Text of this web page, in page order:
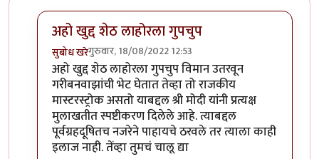
अहो खुद्द शेठ लाहोरला गुपचुप
सुबोध खरेगुरुवार, 18/08/2022 12:53
In reply toअहो खुद्द शेठ लाहोरला गुपचुपby
अहो खुद्द शेठ लाहोरला गुपचुप विमान उतरवून
गरीबनवाझांची भेट घेतात तेव्हा तो राजकीय
मास्टरस्ट्रोक असतो याबद्दल श्री मोदी यांनी प्रत्यक्ष
मुलाखतीत स्पष्टीकरण दिलेले आहे. त्याबद्दल
पूर्वग्रहदूषितच नजरेने पाहायचे ठरवले तर त्याला काही
इलाज नाही. तेंव्हा तुमचं चालू द्या